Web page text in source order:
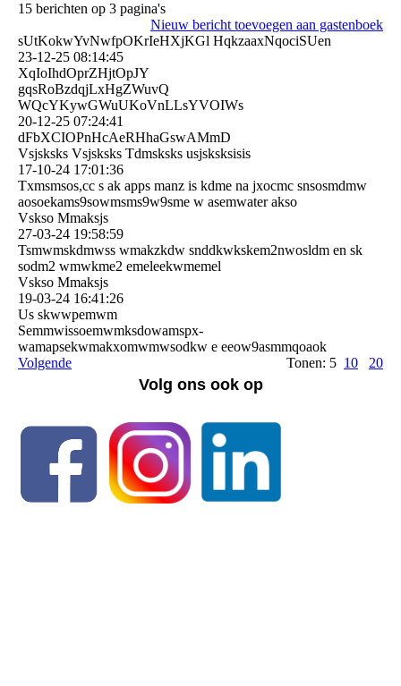
15 berichten op 3 pagina's
Nieuw bericht toevoegen aan gastenboek
sUtKokwYvNwfpOKrIeHXjKGl HqkzaaxNqociSUen
23-12-25 08:14:45
XqIoIhdOprZHjtOpJY
gqsRoBzdqjLxHgZWuvQ
WQcYKywGWuUKoVnLLsYVOIWs
20-12-25 07:24:41
dFbXCIOPnHcAeRHhaGswAMm­D
Vsjsksks Vsjsksks Tdmsksks usjsksksisis
17-10-24 17:01:36
Txmsmsos,cc s ak apps manz is kdme na jxocmc snsosmdmw
aosoekams9sowmsms9w9sme w asemwater akso
Vskso Mmaksjs
27-03-24 19:58:59
Tsmwmskdmwss wmakzkdw snddkwkskem2nwosldm en sk
sodm2 wmwkme2 emeleekwmemel
Vskso Mmaksjs
19-03-24 16:41:26
Us skwwpemwm
Semmwissoemwmksdowamspx­
wamapsekwmakxomwmwsodkw e eeow9asmmqoaok
Volgende
Tonen: 5 10 20
Volg ons ook op